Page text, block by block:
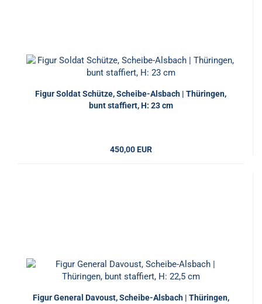
Figur Soldat Schütze, Scheibe-Alsbach | Thüringen,
bunt staffiert, H: 23 cm
450,00 EUR
Figur General Davoust, Scheibe-Alsbach | Thüringen,